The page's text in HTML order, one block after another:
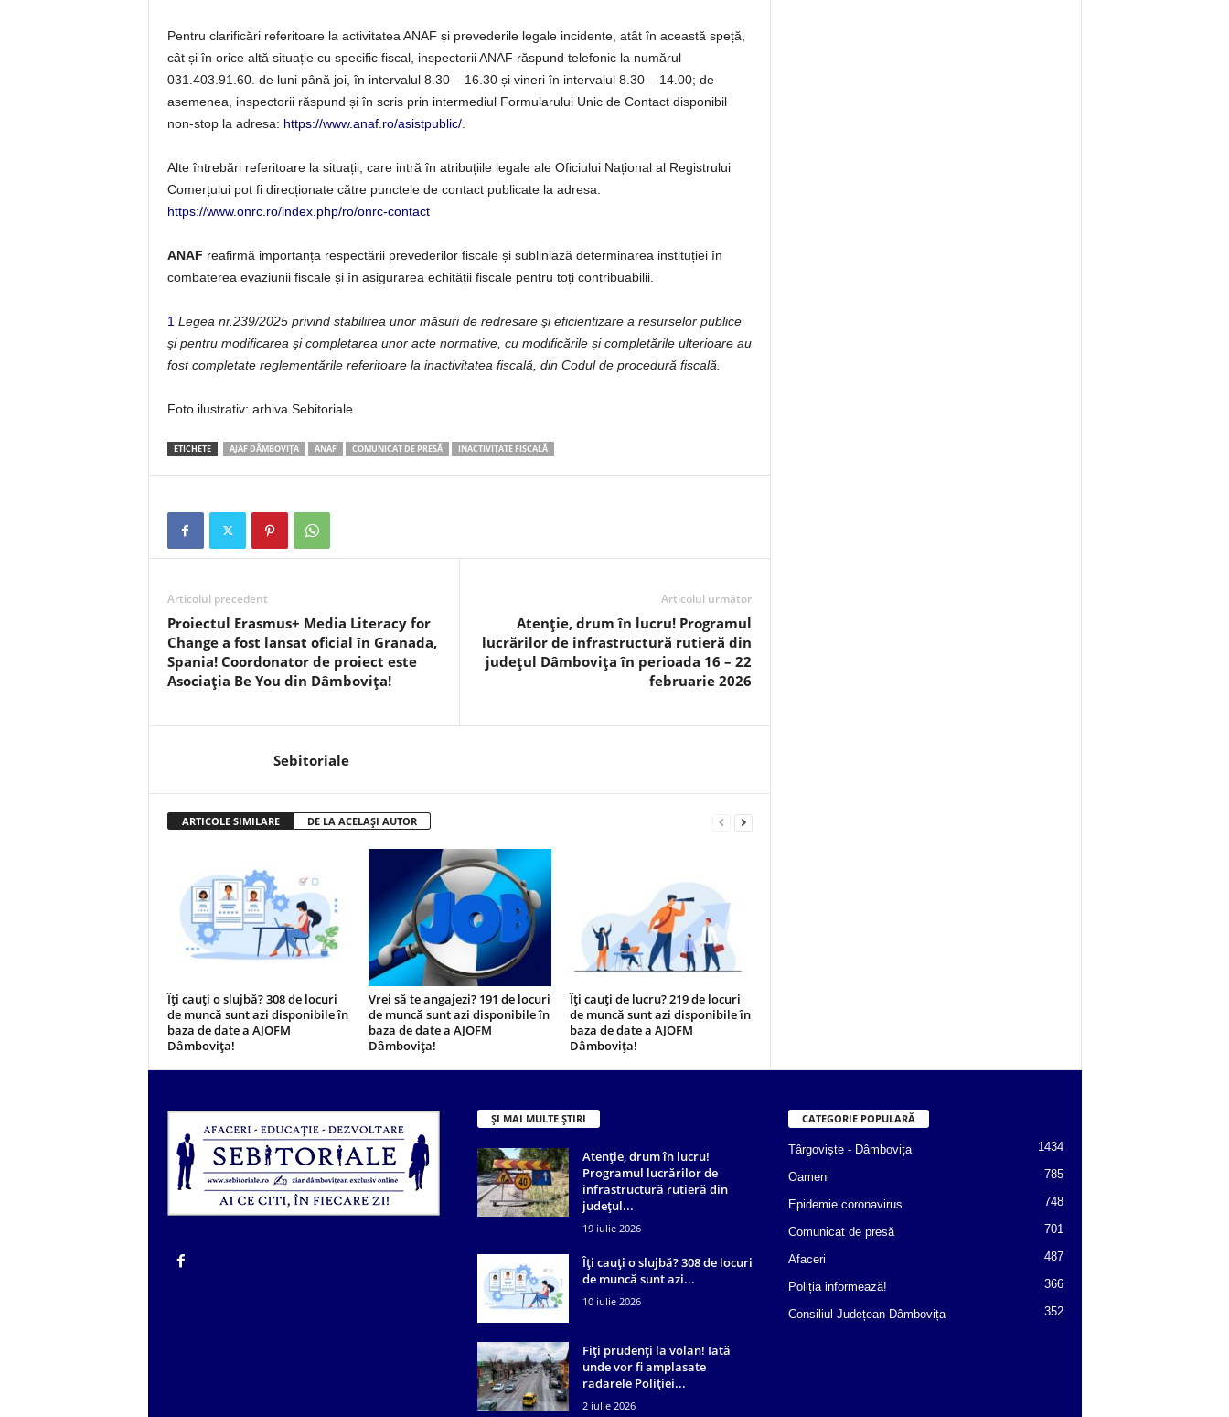
Pentru clarificări referitoare la activitatea ANAF și prevederile legale incidente, atât în această speță,
cât și în orice altă situație cu specific fiscal, inspectorii ANAF răspund telefonic la numărul
031.403.91.60. de luni până joi, în intervalul 8.30 – 16.30 și vineri în intervalul 8.30 – 14.00; de
asemenea, inspectorii răspund și în scris prin intermediul Formularului Unic de Contact disponibil
non-stop la adresa: https://www.anaf.ro/asistpublic/.
Alte întrebări referitoare la situații, care intră în atribuțiile legale ale Oficiului Național al Registrului
Comerțului pot fi direcționate către punctele de contact publicate la adresa:
https://www.onrc.ro/index.php/ro/onrc-contact
ANAF reafirmă importanța respectării prevederilor fiscale și subliniază determinarea instituției în
combaterea evaziunii fiscale și în asigurarea echității fiscale pentru toți contribuabilii.
1 Legea nr.239/2025 privind stabilirea unor măsuri de redresare şi eficientizare a resurselor publice
şi pentru modificarea şi completarea unor acte normative, cu modificările și completările ulterioare au
fost completate reglementările referitoare la inactivitatea fiscală, din Codul de procedură fiscală.
Foto ilustrativ: arhiva Sebitoriale
ETICHETE AJAF DÂMBOVIȚA ANAF COMUNICAT DE PRESĂ INACTIVITATE FISCALĂ
Articolul precedent
Proiectul Erasmus+ Media Literacy for
Change a fost lansat oficial în Granada,
Spania! Coordonator de proiect este
Asociația Be You din Dâmbovița!
Articolul următor
Atenție, drum în lucru! Programul
lucrărilor de infrastructură rutieră din
județul Dâmbovița în perioada 16 – 22
februarie 2026
Sebitoriale
ARTICOLE SIMILARE DE LA ACELAȘI AUTOR
Îți cauți o slujbă? 308 de locuri
de muncă sunt azi disponibile în
baza de date a AJOFM
Dâmbovița!
Vrei să te angajezi? 191 de locuri
de muncă sunt azi disponibile în
baza de date a AJOFM
Dâmbovița!
Îți cauți de lucru? 219 de locuri
de muncă sunt azi disponibile în
baza de date a AJOFM
Dâmbovița!
ȘI MAI MULTE ȘTIRI
Atenție, drum în lucru!
Programul lucrărilor de
infrastructură rutieră din
județul...
19 iulie 2026
Îți cauți o slujbă? 308 de locuri
de muncă sunt azi...
10 iulie 2026
Fiți prudenți la volan! Iată
unde vor fi amplasate
radarele Poliției...
2 iulie 2026
CATEGORIE POPULARĂ
Târgoviște - Dâmbovița 1434
Oameni 785
Epidemie coronavirus 748
Comunicat de presă 701
Afaceri 487
Poliția informează! 366
Consiliul Județean Dâmbovița 352